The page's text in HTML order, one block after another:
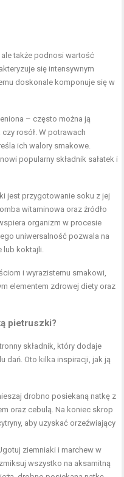
także podnosi wartość
się intensywnym
doskonale komponuje się w
– często można ją
rosół. W potrawach
ich walory smakowe.
popularny składnik sałatek i
jest przygotowanie soku z jej
witaminowa oraz źródło
organizm w procesie
uniwersalność pozwala na
koktajli.
i wyrazistemu smakowi,
elementem zdrowej diety oraz
pietruszki?
składnik, który dodaje
dań. Oto kilka inspiracji, jak ją
drobno posiekaną natkę z
oraz cebulą. Na koniec skrop
aby uzyskać orzeźwiający
ziemniaki i marchew w
wszystko na aksamitną